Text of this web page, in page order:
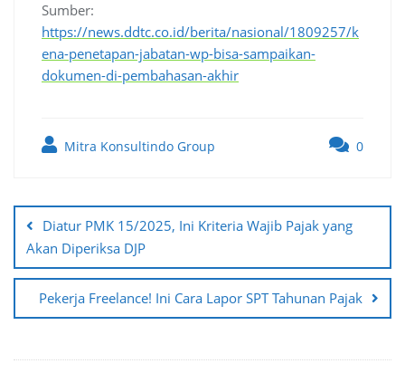
Sumber:
https://news.ddtc.co.id/berita/nasional/1809257/k
ena-penetapan-jabatan-wp-bisa-sampaikan-
dokumen-di-pembahasan-akhir
Mitra Konsultindo Group 0
navigation
Diatur PMK 15/2025, Ini Kriteria Wajib Pajak yang
Akan Diperiksa DJP
Pekerja Freelance! Ini Cara Lapor SPT Tahunan Pajak